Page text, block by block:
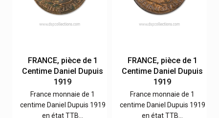
FRANCE, pièce de 1
Centime Daniel Dupuis
1919
France monnaie de 1
centime Daniel Dupuis 1919
en état TTB…
FRANCE, pièce de 1
Centime Daniel Dupuis
1919
France monnaie de 1
centime Daniel Dupuis 1919
en état TTB…